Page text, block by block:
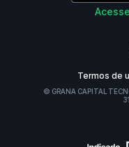
Termos de
© GRANA CAPITAL